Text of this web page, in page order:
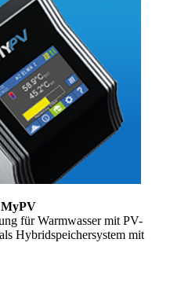
MyPV
für Warmwasser mit PV-
Hybridspeichersystem mit